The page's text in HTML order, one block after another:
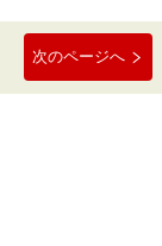
次のページへ